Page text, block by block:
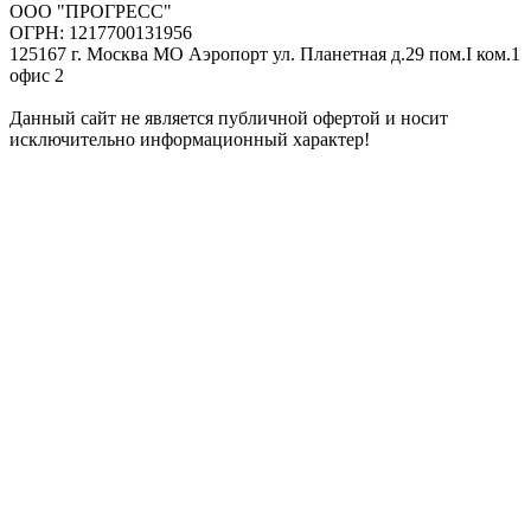
ООО "ПРОГРЕСС"
ОГРН: 1217700131956
125167 г. Москва МО Аэропорт ул. Планетная д.29 пом.I ком.1
офис 2
Данный сайт не является публичной офертой и носит
исключительно информационный характер!